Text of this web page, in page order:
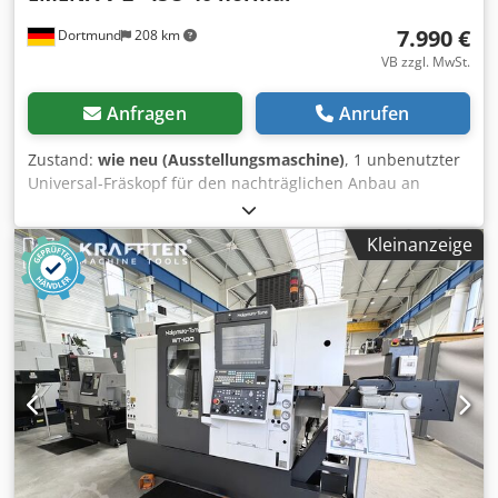
Dortmund 208 km 7.990 €
VB zzgl. MwSt.
Anfragen Anrufen
Zustand: wie neu (Ausstellungsmaschine), 1 unbenutzter
Universal-Fräskopf für den nachträglichen Anbau an
konventionellen, NC- oder CNC-Fräsmaschinen oder
Bohrwerken jeglicher Art, System "HURON" über 2 Ebenen
schwenkbar, jeder Winkel einstellbar Aufnahme ISO 40
Ausladung ca. 360 mm ausgelegte Antriebsleistung 10 PS
max. Drehzahl 1800 U/min Gewicht ca. 82 kg Zubehör /
Besondere Merkmale: Dsdpfxjdbny Ej Abgjkr •
Werkzeugklemmung manuell • Die Hauptspindel und alle
Wellen und Eingriffe sind aus einsatzgehärtetem und
getemperten Chrom-Nickel gefertigt • 2 zueinander
drehbare Achsen, dadurch ist jeder Einstellwinkel möglich!
System „HURON“ • konische Eingriffe sind nach dem
„KLINGELNBERG“-System geschliffen • Die Wälzlager der
Hauptspindel bestehen aus konischen
Kleinanzeige